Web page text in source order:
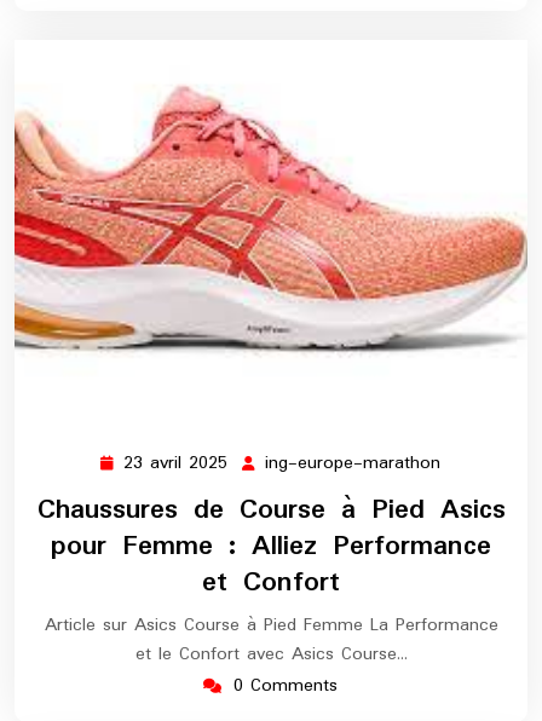
23 avril 2025 23
avril
2025
ing-europe-marathon
europe-
marathon
Chaussures de Course à Pied Asics
pour Femme : Alliez Performance
et Confort
Article sur Asics Course à Pied Femme La Performance
et le Confort avec Asics Course…
0 Comments